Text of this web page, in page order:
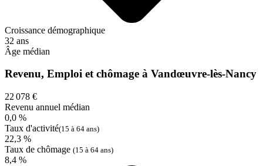
Croissance démographique
32 ans
Âge médian
Revenu, Emploi et chômage à Vandœuvre-lès-Nancy
22 078 €
Revenu annuel médian
0,0 %
Taux d'activité(15 à 64 ans)
22,3 %
Taux de chômage (15 à 64 ans)
8,4 %